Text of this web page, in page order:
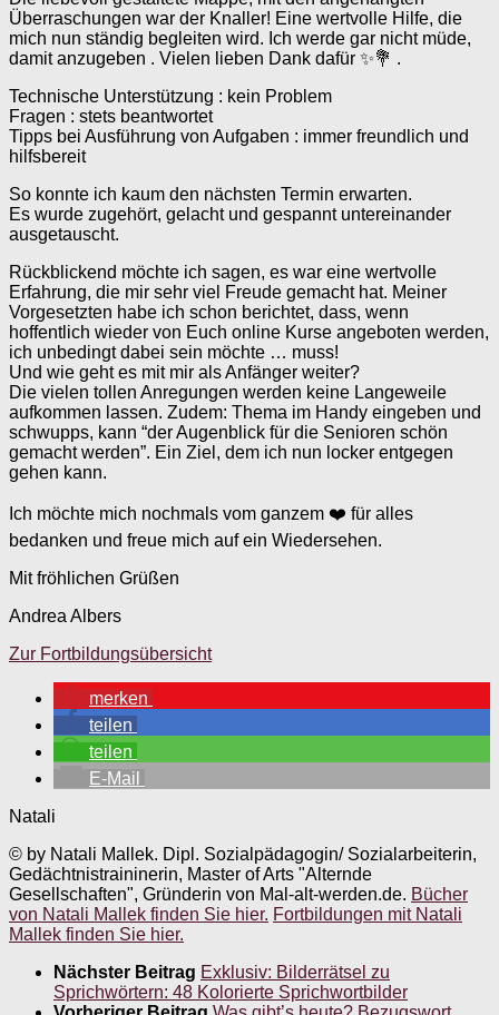
Überraschungen war der Knaller! Eine wertvolle Hilfe, die
mich nun ständig begleiten wird. Ich werde gar nicht müde,
damit anzugeben . Vielen lieben Dank dafür ✨💐 .
Technische Unterstützung : kein Problem
Fragen : stets beantwortet
Tipps bei Ausführung von Aufgaben : immer freundlich und
hilfsbereit
So konnte ich kaum den nächsten Termin erwarten.
Es wurde zugehört, gelacht und gespannt untereinander
ausgetauscht.
Rückblickend möchte ich sagen, es war eine wertvolle
Erfahrung, die mir sehr viel Freude gemacht hat. Meiner
Vorgesetzten habe ich schon berichtet, dass, wenn
hoffentlich wieder von Euch online Kurse angeboten werden,
ich unbedingt dabei sein möchte … muss!
Und wie geht es mit mir als Anfänger weiter?
Die vielen tollen Anregungen werden keine Langeweile
aufkommen lassen. Zudem: Thema im Handy eingeben und
schwupps, kann “der Augenblick für die Senioren schön
gemacht werden”. Ein Ziel, dem ich nun locker entgegen
gehen kann.
Ich möchte mich nochmals vom ganzem ❤️ für alles
bedanken und freue mich auf ein Wiedersehen.
Mit fröhlichen Grüßen
Andrea Albers
Zur Fortbildungsübersicht
merken
teilen
teilen
E-Mail
Natali
© by Natali Mallek. Dipl. Sozialpädagogin/ Sozialarbeiterin,
Gedächtnistraininerin, Master of Arts "Alternde
Gesellschaften", Gründerin von Mal-alt-werden.de. Bücher
von Natali Mallek finden Sie hier. Fortbildungen mit Natali
Mallek finden Sie hier.
Nächster Beitrag Exklusiv: Bilderrätsel zu
Sprichwörtern: 48 Kolorierte Sprichwortbilder